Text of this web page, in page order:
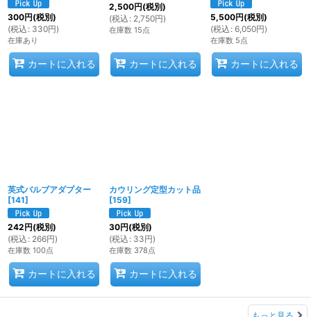
300円(税別)
(税込 : 330円)
在庫あり
カートに入れる
2,500円(税別)
(税込 : 2,750円)
在庫数 15点
カートに入れる
5,500円(税別)
(税込 : 6,050円)
在庫数 5点
カートに入れる
英式バルブアダプター
[141]
242円(税別)
(税込 : 266円)
在庫数 100点
カートに入れる
カウリング定型カット品
[159]
30円(税別)
(税込 : 33円)
在庫数 378点
カートに入れる